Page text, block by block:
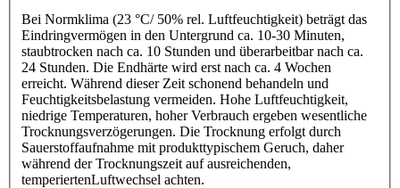
Bei Normklima (23 °C/ 50% rel. Luftfeuchtigkeit) beträgt das
Eindringvermögen in den Untergrund ca. 10-30 Minuten,
staubtrocken nach ca. 10 Stunden und überarbeitbar nach ca.
24 Stunden. Die Endhärte wird erst nach ca. 4 Wochen
erreicht. Während dieser Zeit schonend behandeln und
Feuchtigkeitsbelastung vermeiden. Hohe Luftfeuchtigkeit,
niedrige Temperaturen, hoher Verbrauch ergeben wesentliche
Trocknungsverzögerungen. Die Trocknung erfolgt durch
Sauerstoffaufnahme mit produkttypischem Geruch, daher
während der Trocknungszeit auf ausreichenden,
temperiertenLuftwechsel achten.